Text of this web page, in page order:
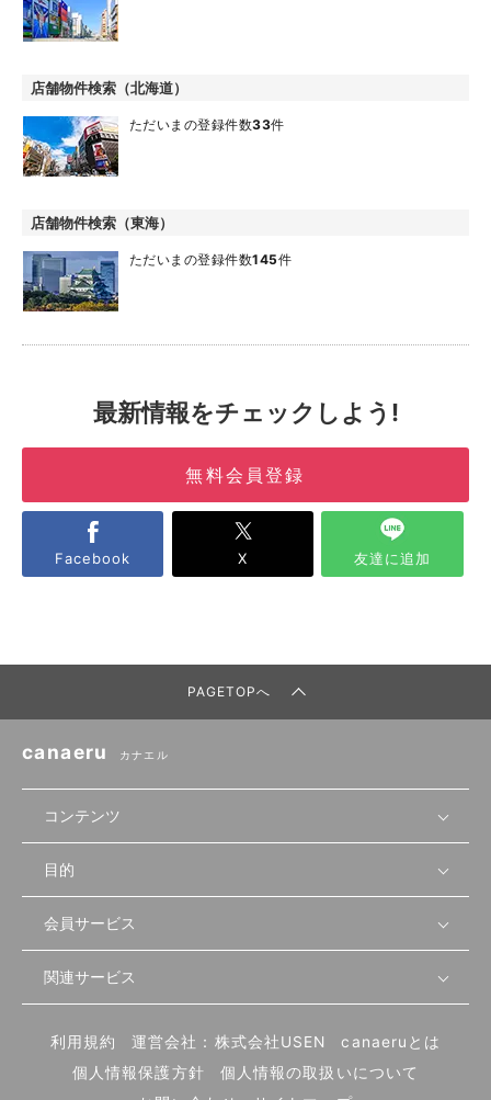
店舗物件検索（北海道）
ただいまの登録件数33件
店舗物件検索（東海）
ただいまの登録件数145件
最新情報をチェックしよう!
無料会員登録
Facebook X 友達に追加
PAGETOPへ
canaeru カナエル
コンテンツ
無料開業相談
セミナー情報
セミナー動画
物件を探す
首都圏
北海道
先輩開業者の声
開業・経営に関する記事
目的
店舗運営
物件
内装・設備
食材・仕入れ
会員サービス
会員登録
ログイン
関連サービス
飲食店サクセスガイド（外部サイト）
利用規約 運営会社：株式会社USEN
canaeruとは
個人情報保護方針
個人情報の取扱いについて